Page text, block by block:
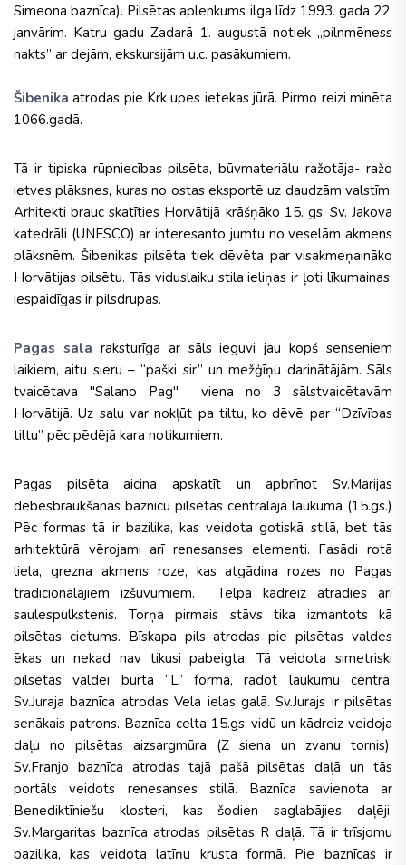
Simeona baznīca). Pilsētas aplenkums ilga līdz 1993. gada 22.
janvārim. Katru gadu Zadarā 1. augustā notiek „pilnmēness
nakts” ar dejām, ekskursijām u.c. pasākumiem.
Šibenika atrodas pie Krk upes ietekas jūrā. Pirmo reizi minēta
1066.gadā.
Tā ir tipiska rūpniecības pilsēta, būvmateriālu ražotāja- ražo
ietves plāksnes, kuras no ostas eksportē uz daudzām valstīm.
Arhitekti brauc skatīties Horvātijā krāšņāko 15. gs. Sv. Jakova
katedrāli (UNESCO) ar interesanto jumtu no veselām akmens
plāksnēm. Šibenikas pilsēta tiek dēvēta par visakmeņaināko
Horvātijas pilsētu. Tās viduslaiku stila ieliņas ir ļoti līkumainas,
iespaidīgas ir pilsdrupas.
Pagas sala raksturīga ar sāls ieguvi jau kopš senseniem
laikiem, aitu sieru – “paški sir” un mežģīņu darinātājām. Sāls
tvaicētava "Salano Pag" viena no 3 sālstvaicētavām
Horvātijā. Uz salu var nokļūt pa tiltu, ko dēvē par “Dzīvības
tiltu” pēc pēdējā kara notikumiem.
Pagas pilsēta aicina apskatīt un apbrīnot Sv.Marijas
debesbraukšanas baznīcu pilsētas centrālajā laukumā (15.gs.)
Pēc formas tā ir bazilika, kas veidota gotiskā stilā, bet tās
arhitektūrā vērojami arī renesanses elementi. Fasādi rotā
liela, grezna akmens roze, kas atgādina rozes no Pagas
tradicionālajiem izšuvumiem. Telpā kādreiz atradies arī
saulespulkstenis. Torņa pirmais stāvs tika izmantots kā
pilsētas cietums. Bīskapa pils atrodas pie pilsētas valdes
ēkas un nekad nav tikusi pabeigta. Tā veidota simetriski
pilsētas valdei burta “L” formā, radot laukumu centrā.
Sv.Juraja baznīca atrodas Vela ielas galā. Sv.Jurajs ir pilsētas
senākais patrons. Baznīca celta 15.gs. vidū un kādreiz veidoja
daļu no pilsētas aizsargmūra (Z siena un zvanu tornis).
Sv.Franjo baznīca atrodas tajā pašā pilsētas daļā un tās
portāls veidots renesanses stilā. Baznīca savienota ar
Benediktīniešu klosteri, kas šodien saglabājies daļēji.
Sv.Margaritas baznīca atrodas pilsētas R daļā. Tā ir trīsjomu
bazilika, kas veidota latīņu krusta formā. Pie baznīcas ir